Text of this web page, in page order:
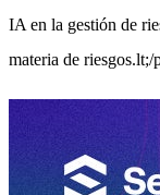
IA en la gestión de
materia de riesgos.lt;/